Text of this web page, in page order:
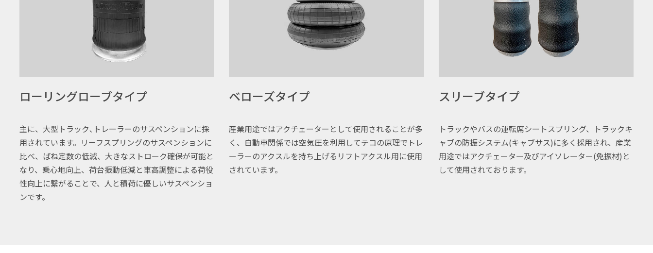
ローリングローブタイプ
主に、大型トラック､トレーラーのサスペンションに採
用されています。リーフスプリングのサスペンションに
比べ、ばね定数の低減、大きなストローク確保が可能と
なり、乗心地向上、荷台振動低減と車高調整による荷役
性向上に繋がることで、人と積荷に優しいサスペンショ
ンです。
ベローズタイプ
産業用途ではアクチェーターとして使用されることが多
く、自動車関係では空気圧を利用してテコの原理でトレ
ーラーのアクスルを持ち上げるリフトアクスル用に使用
されています。
スリーブタイプ
トラックやバスの運転席シートスプリング、トラックキ
ャブの防振システム(キャブサス)に多く採用され、産業
用途ではアクチェーター及びアイソレーター(免振材)と
して使用されております。